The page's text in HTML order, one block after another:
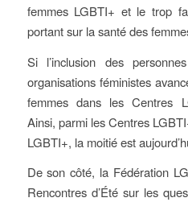
femmes LGBTI+ et le trop
portant sur la santé des
Si l’inclusion des
organisations féministes
femmes dans les Centres
Ainsi, parmi les Centres
LGBTI+, la moitié est
De son côté, la Fédération
Rencontres d’Été sur les